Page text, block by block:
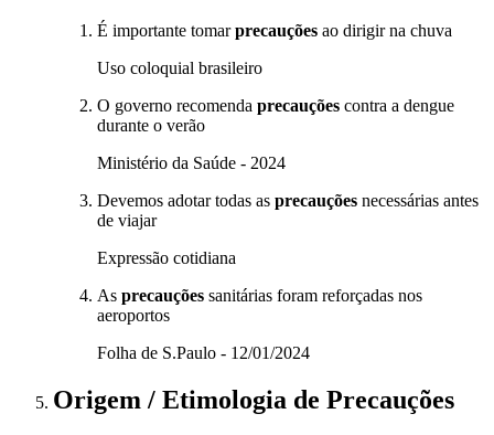
É importante tomarprecauções ao dirigir na chuva
Uso coloquial brasileiro
O governo recomenda precauções contra a dengue
durante o verão
Ministério da Saúde - 2024
Devemos adotar todas as precauções necessárias antes
de viajar
Expressão cotidiana
As precauções sanitárias foram reforçadas nos
aeroportos
Folha de S.Paulo - 12/01/2024
Origem / Etimologia de Precauções